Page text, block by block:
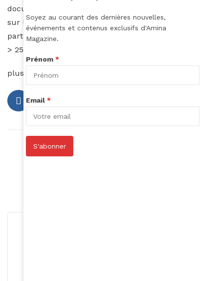
documentaires sur le site internet du concours et
sur les chaines
partenaires, vote du jury, ouverture du vote au public
> 25 janvier 2015 : annonce officielle des résultats
plus d’infos sur :
Soyez au courant des dernières nouvelles,
événements et contenus exclusifs d'Amina
Magazine.
Prénom *
Email *
S'abonner